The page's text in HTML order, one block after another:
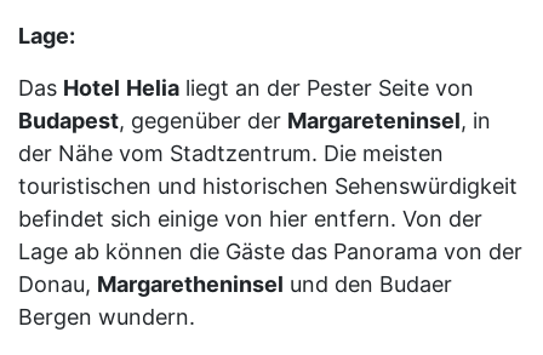
Lage:
Das Hotel Helia liegt an der Pester Seite von
Budapest, gegenüber der Margareteninsel, in
der Nähe vom Stadtzentrum. Die meisten
touristischen und historischen Sehenswürdigkeit
befindet sich einige von hier entfern. Von der
Lage ab können die Gäste das Panorama von der
Donau, Margaretheninsel und den Budaer
Bergen wundern.